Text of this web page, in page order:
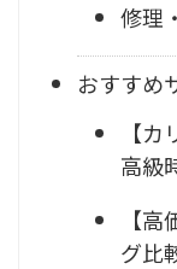
修理
おすすめ
【
高級
【
グ比